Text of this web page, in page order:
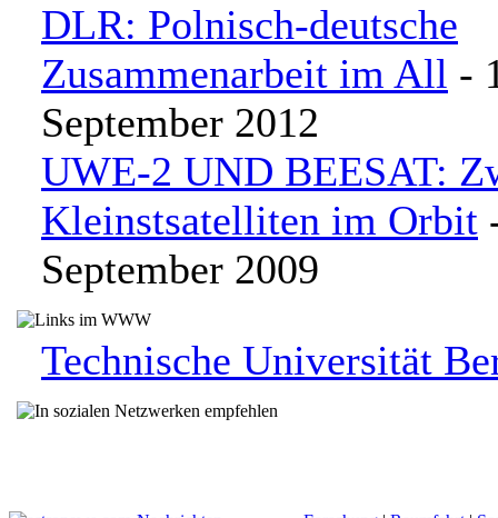
DLR: Polnisch-deutsche
Zusammenarbeit im All -
September 2012
UWE-2 UND BEESAT:
Kleinstsatelliten im Orbit
September 2009
Technische Universität